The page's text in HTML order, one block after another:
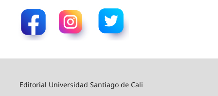
Editorial Universidad Santiago de Cali